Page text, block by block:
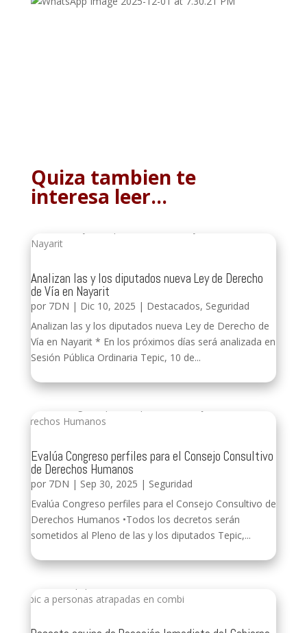
Quiza tambien te
interesa leer…
Analizan las y los diputados nueva Ley de Derecho
de Vía en Nayarit
por 7DN | Dic 10, 2025 | Destacados, Seguridad
Analizan las y los diputados nueva Ley de Derecho de
Vía en Nayarit * En los próximos días será analizada en
Sesión Pública Ordinaria Tepic, 10 de...
Evalúa Congreso perfiles para el Consejo Consultivo
de Derechos Humanos
por 7DN | Sep 30, 2025 | Seguridad
Evalúa Congreso perfiles para el Consejo Consultivo de
Derechos Humanos •Todos los decretos serán
sometidos al Pleno de las y los diputados Tepic,...